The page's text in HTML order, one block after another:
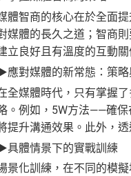
體智商的核心在於全面
媒體的長久之道；智商
立良好且有溫度的互動關
應對媒體的新常態：策略
全媒體時代，只有掌握
。例如，5W方法——確
提升溝通效果。此外，
具體情景下的實戰訓練
景化訓練，在不同的模